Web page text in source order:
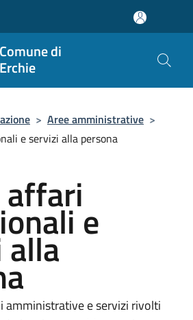
Comune di
Erchie
> Aree amministrative >
e servizi alla persona
affari
e
amministrative e servizi rivolti